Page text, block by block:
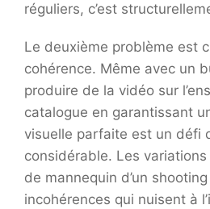
réguliers, c’est
Le deuxième problème est
cohérence. Même avec un
produire de la vidéo sur
catalogue en garantissant
visuelle parfaite est un défi
considérable. Les variations
de mannequin d’un
incohérences qui nuisent à